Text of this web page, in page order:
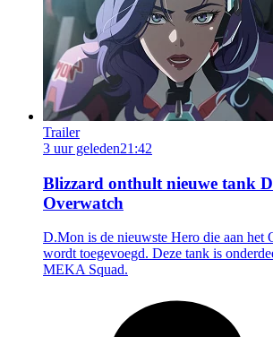
Trailer
3 uur geleden21:42
Blizzard onthult nieuwe tank
Overwatch
D.Mon is de nieuwste Hero die aan het
wordt toegevoegd. Deze tank is
MEKA Squad.